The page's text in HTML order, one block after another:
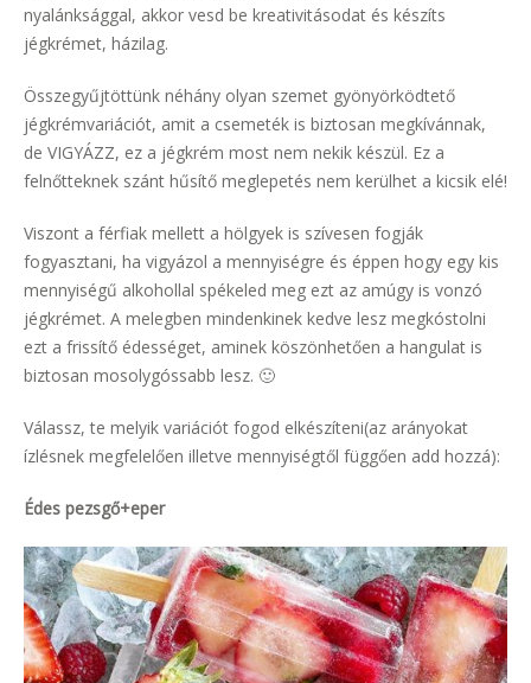
nyalánksággal, akkor vesd be kreativitásodat és készíts
jégkrémet, házilag.
Összegyűjtöttünk néhány olyan szemet gyönyörködtető
jégkrémvariációt, amit a csemeték is biztosan megkívánnak,
de VIGYÁZZ, ez a jégkrém most nem nekik készül. Ez a
felnőtteknek szánt hűsítő meglepetés nem kerülhet a kicsik elé!
Viszont a férfiak mellett a hölgyek is szívesen fogják
fogyasztani, ha vigyázol a mennyiségre és éppen hogy egy kis
mennyiségű alkohollal spékeled meg ezt az amúgy is vonzó
jégkrémet. A melegben mindenkinek kedve lesz megkóstolni
ezt a frissítő édességet, aminek köszönhetően a hangulat is
biztosan mosolygóssabb lesz. 🙂
Válassz, te melyik variációt fogod elkészíteni(az arányokat
ízlésnek megfelelően illetve mennyiségtől függően add hozzá):
Édes pezsgő+eper